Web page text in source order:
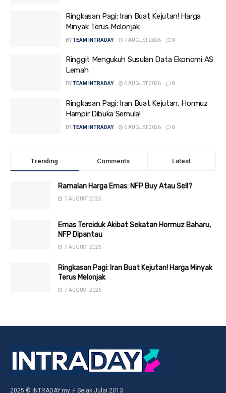
Ringkasan Pagi: Iran Buat Kejutan! Harga
Minyak Terus Melonjak
BYTEAM INTRADAY 7 AUGUST 2026 0
Ringgit Mengukuh Susulan Data Ekonomi AS
Lemah
BYTEAM INTRADAY 6 AUGUST 2026 0
Ringkasan Pagi: Iran Buat Kejutan, Hormuz
Hampir Dibuka Semula!
BYTEAM INTRADAY 6 AUGUST 2026 0
Trending Comments Latest
Ramalan Harga Emas: NFP Buy Atau Sell?
7 AUGUST 2026
Emas Terciduk Akibat Sekatan Hormuz Baharu,
NFP Dipantau
7 AUGUST 2026
Ringkasan Pagi: Iran Buat Kejutan! Harga Minyak
Terus Melonjak
7 AUGUST 2026
2025 © INTRADAY.my ⚡ Sejak Julai 2013.